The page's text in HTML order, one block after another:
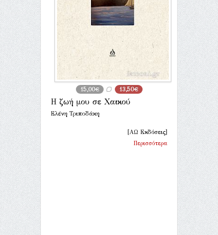
15,00€ 13,50€
Η ζωή μου σε Χαικού
Ελένη Τριποδάκη
[ΑΩ Εκδόσεις]
Περισσότερα